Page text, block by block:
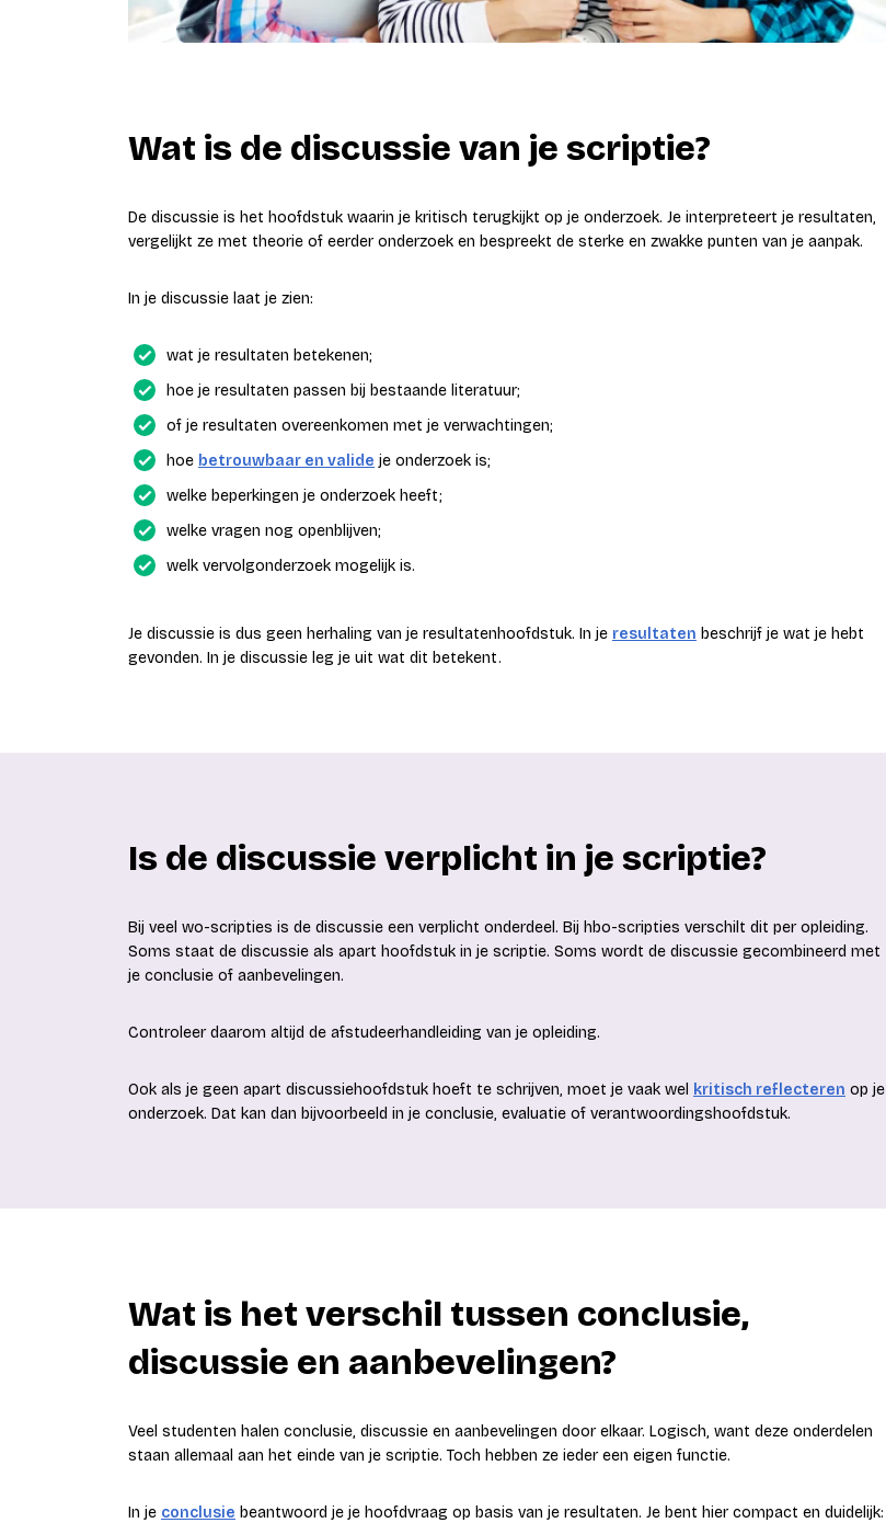
Wat is de discussie van je scriptie?
De discussie is het hoofdstuk waarin je kritisch terugkijkt op je onderzoek. Je interpreteert je resultaten,
vergelijkt ze met theorie of eerder onderzoek en bespreekt de sterke en zwakke punten van je aanpak.
In je discussie laat je zien:
wat je resultaten betekenen;
hoe je resultaten passen bij bestaande literatuur;
of je resultaten overeenkomen met je verwachtingen;
hoe betrouwbaar en valide je onderzoek is;
welke beperkingen je onderzoek heeft;
welke vragen nog openblijven;
welk vervolgonderzoek mogelijk is.
Je discussie is dus geen herhaling van je resultatenhoofdstuk. In je resultaten beschrijf je wat je hebt
gevonden. In je discussie leg je uit wat dit betekent.
Is de discussie verplicht in je scriptie?
Bij veel wo-scripties is de discussie een verplicht onderdeel. Bij hbo-scripties verschilt dit per opleiding.
Soms staat de discussie als apart hoofdstuk in je scriptie. Soms wordt de discussie gecombineerd met
je conclusie of aanbevelingen.
Controleer daarom altijd de afstudeerhandleiding van je opleiding.
Ook als je geen apart discussiehoofdstuk hoeft te schrijven, moet je vaak wel kritisch reflecteren op je
onderzoek. Dat kan dan bijvoorbeeld in je conclusie, evaluatie of verantwoordingshoofdstuk.
Wat is het verschil tussen conclusie,
discussie en aanbevelingen?
Veel studenten halen conclusie, discussie en aanbevelingen door elkaar. Logisch, want deze onderdelen
staan allemaal aan het einde van je scriptie. Toch hebben ze ieder een eigen functie.
In je conclusie beantwoord je je hoofdvraag op basis van je resultaten. Je bent hier compact en duidelijk: